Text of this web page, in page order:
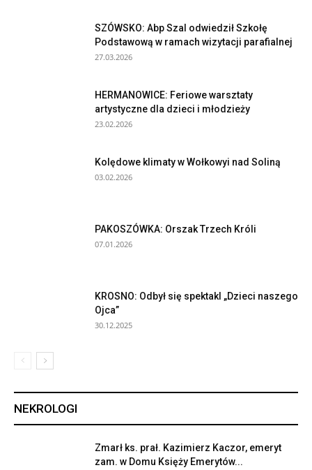
SZÓWSKO: Abp Szal odwiedził Szkołę
Podstawową w ramach wizytacji parafialnej
27.03.2026
HERMANOWICE: Feriowe warsztaty
artystyczne dla dzieci i młodzieży
23.02.2026
Kolędowe klimaty w Wołkowyi nad Soliną
03.02.2026
PAKOSZÓWKA: Orszak Trzech Króli
07.01.2026
KROSNO: Odbył się spektakl „Dzieci naszego
Ojca”
30.12.2025
NEKROLOGI
Zmarł ks. prał. Kazimierz Kaczor, emeryt
zam. w Domu Księży Emerytów...